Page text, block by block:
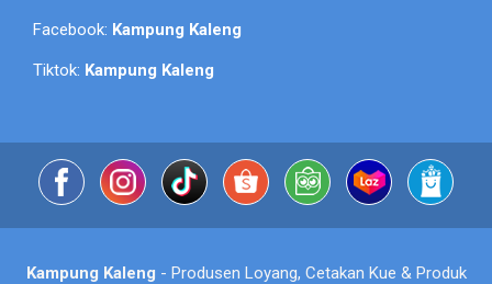
Facebook: Kampung Kaleng
Tiktok: Kampung Kaleng
Kampung Kaleng - Produsen Loyang, Cetakan Kue & Produk